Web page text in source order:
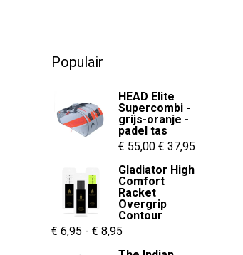
Populair
HEAD Elite
Supercombi -
grijs-oranje -
padel tas
€55,00 Oorspronkelijke
prijs
was:
€ 55,00.
€ 37,95
Gladiator High
Comfort
Racket
Overgrip
Contour
€ 6,95 - € 8,95
€ 6,95